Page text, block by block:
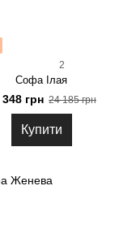
2
Софа Ілая
348 грн 24 185 грн
Купити